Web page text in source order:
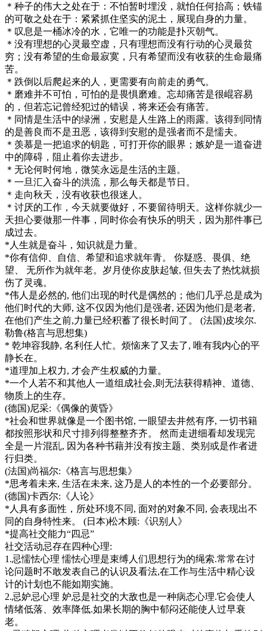
＊种子的伟大之处在于：不怕暂时埋没，就怕任何抬高；铁锚
的可敬之处在于：紧紧抓住坚实的泥土，展现自身的力量。
＊叹息是一桶冰冷的水，它唯一的功能是扑灭朝气。
＊没有理想的心灵最空虚，只有理想而没有行动的心灵最贫
穷；没有希望的生命最寂寞，只有希望而没有收获的生命最痛
苦。
＊跌倒以后爬起来的人，更需要有向前走的勇气。
＊磨难并不可怕，可怕的是畏惧磨难。忘却痛苦是很崐容易
的，但若忘记曾经犯过的错误，将来还会有痛苦。
＊同情是生活中的绿洲，安慰是人生路上的雨露。该得到同情
的是善良而不是丑恶，该得到安慰的是强者而不是懦夫。
＊羡慕是一把追求的钥匙，可打开你的眼界；嫉妒是一道奋进
中的障碍，阻止着你去进步。
＊无论何时何地，微笑永远是生活的主题。
＊一旦汇入奋斗的洪流，那么每天都是节日。
＊走向秋天，没有收获也很迷人。
＊讨厌的工作，今天就要做好，不要留待明天。这样你就少一
天担心要做那一件事，同时你会有快乐的明天，因为那件事已
成过去。
*人生就是奋斗，知识就是力量。
*你有信仰、自信、希望和追求就年青。 你疑惑、畏俱、绝
望、 无所作为就年老。岁月使你皮肤起皱, 但失去了热忱就损
伤了灵魂。
*伟人是必然的, 他们出现的时代是偶然的；他们几乎总是成为
他们时代的大师, 这不仅因为他们是强者, 还因为他们是老者,
在他们产生之前,力量已经积蓄了很长时间了。 (法国)皮埃尔.
勒鲁(格言与思想集)
* 乾坤容我静, 名利任人忙。烦恼来了又去了, 唯有我内心的平
静长在。
*道理加上权力, 才会产生权威的力量。
*一个人若不和其他人一道组成社会,则无法获得精神、道德、
物质上的生存。
(德国)尼采:《偶像的黄昏》
*社会和世界就像是一个图书馆, 一眼望去井然有序, 一切书籍
都按照形状和尺寸排列得整整齐齐。 然而走进细看却发现完
全是一片混乱, 因为各种书藉并没有按主题、类别或是作者进
行归类。
(法国)尚福尔:《格言与思想集》
*思考着未来, 生活在未来, 这乃是人的本性的一个必要部分。
(德国)卡西尔:《人论》
*人具有多面性，所处环境不同, 面对的对象不同, 会表现出不
同的自身特性来。 (日本)松木顾:《识别人》
*提高社交能力“四忌”
社交活动忌存在四种心理:
1.忌懦怯心理 懦怯心理是束缚人们思想行为的绳索.常常在讨
论问题时不敢发表自己的认识及看法,在工作与生活中精心设
计的计划也不能如期实施。
2.忌妒忌心理 妒忌是社交的大敌也是一种病态心理.它会使人
情绪低落、效率降低.如果长期的胸中郁闷还能使人过早衰
老。